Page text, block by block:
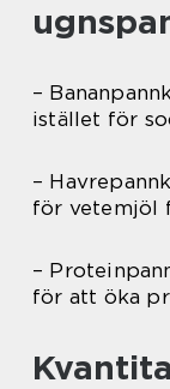
–
istället för
–
för vetemjöl
–
för att öka